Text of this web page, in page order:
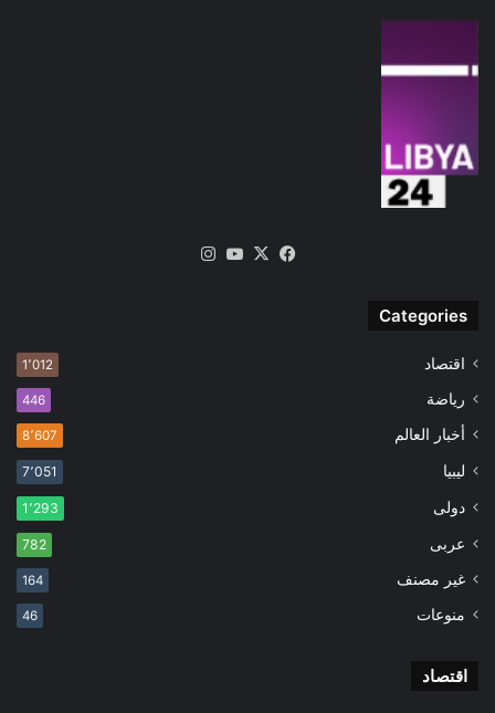
فيسبوك
‫X
‫YouTube
Categories
اقتصاد 1٬012
رياضة 446
أخبار العالم 8٬607
ليبيا 7٬051
دولى 1٬293
عربى 782
غير مصنف 164
منوعات 46
اقتصاد